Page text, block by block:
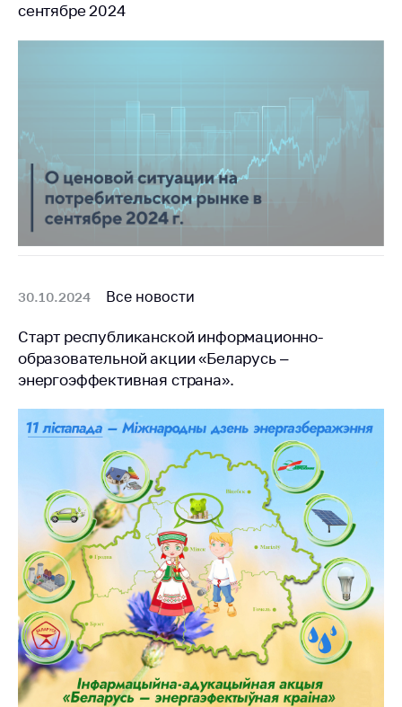
сентябре 2024
30.10.2024 Все новости
Старт республиканской информационно-
образовательной акции «Беларусь –
энергоэффективная страна».